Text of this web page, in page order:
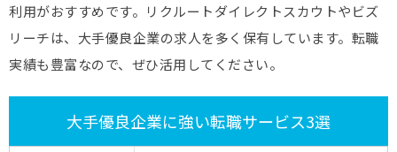
利用がおすすめです。リクルートダイレクトスカウトやビズ
リーチは、大手優良企業の求人を多く保有しています。転職
実績も豊富なので、ぜひ活用してください。
大手優良企業に強い転職サービス3選